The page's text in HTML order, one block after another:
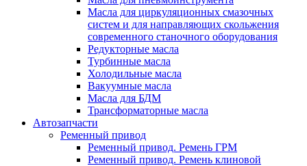
Масла для циркуляционных смазочных
систем и для направляющих скольжения
современного станочного оборудования
Редукторные масла
Турбинные масла
Холодильные масла
Вакуумные масла
Масла для БДМ
Трансформаторные масла
Автозапчасти
Ременный привод
Ременный привод. Ремень ГРМ
Ременный привод. Ремень клиновой